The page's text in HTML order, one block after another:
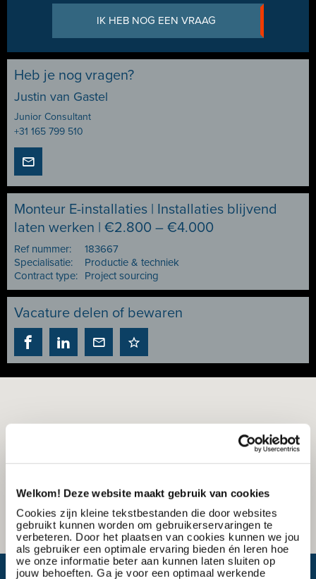
Welkom! Deze website maakt gebruik van cookies
Cookies zijn kleine tekstbestanden die door websites
gebruikt kunnen worden om gebruikerservaringen te
verbeteren. Door het plaatsen van cookies kunnen we jou
als gebruiker een optimale ervaring bieden én leren hoe
we onze informatie beter aan kunnen laten sluiten op
jouw behoeften. Ga je voor een optimaal werkende
IK HEB NOG EEN VRAAG
Heb je nog vragen?
Justin van Gastel
Junior Consultant
+31 165 799 510
Monteur E-installaties | Installaties blijvend
laten werken | €2.800 – €4.000
Ref nummer:
183667
Specialisatie:
Productie & techniek
Contract type:
Project sourcing
Vacature delen of bewaren